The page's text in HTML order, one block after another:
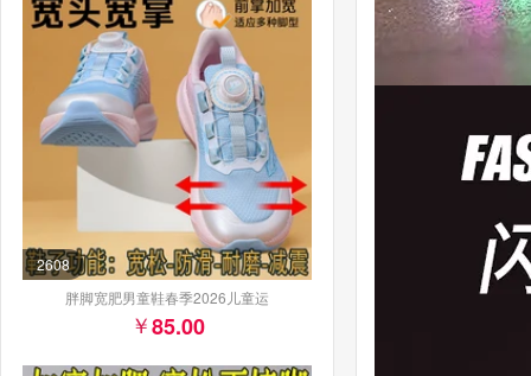
2608
胖脚宽肥男童鞋春季2026儿童运
85.00